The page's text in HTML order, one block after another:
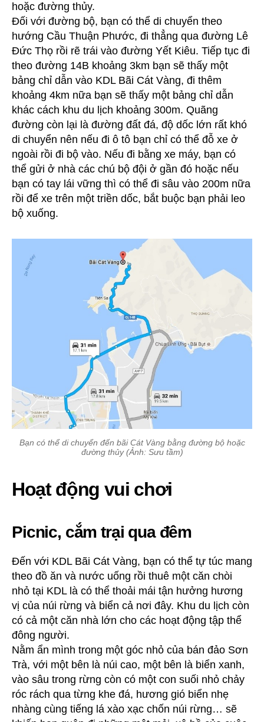
hoặc đường thủy.
Đối với đường bộ, bạn có thể di chuyển theo
hướng Cầu Thuận Phước, đi thẳng qua đường Lê
Đức Thọ rồi rẽ trái vào đường Yết Kiêu. Tiếp tục đi
theo đường 14B khoảng 3km bạn sẽ thấy một
bảng chỉ dẫn vào KDL Bãi Cát Vàng, đi thêm
khoảng 4km nữa bạn sẽ thấy một bảng chỉ dẫn
khác cách khu du lịch khoảng 300m. Quãng
đường còn lại là đường đất đá, độ dốc lớn rất khó
di chuyển nên nếu đi ô tô bạn chỉ có thể đỗ xe ở
ngoài rồi đi bộ vào. Nếu đi bằng xe máy, bạn có
thể gửi ở nhà các chú bộ đội ở gần đó hoặc nếu
bạn có tay lái vững thì có thể đi sâu vào 200m nữa
rồi để xe trên một triền dốc, bắt buộc bạn phải leo
bộ xuống.
Bạn có thể di chuyển đến bãi Cát Vàng bằng đường bộ hoặc
đường thủy (Ảnh: Sưu tầm)
Hoạt động vui chơi
Picnic, cắm trại qua đêm
Đến với KDL Bãi Cát Vàng, bạn có thể tự túc mang
theo đồ ăn và nước uống rồi thuê một căn chòi
nhỏ tại KDL là có thể thoải mái tận hưởng hương
vị của núi rừng và biển cả nơi đây. Khu du lịch còn
có cả một căn nhà lớn cho các hoạt động tập thể
đông người.
Nằm ẩn mình trong một góc nhỏ của bán đảo Sơn
Trà, với một bên là núi cao, một bên là biển xanh,
vào sâu trong rừng còn có một con suối nhỏ chảy
róc rách qua từng khe đá, hương gió biển nhẹ
nhàng cùng tiếng lá xào xạc chốn núi rừng… sẽ